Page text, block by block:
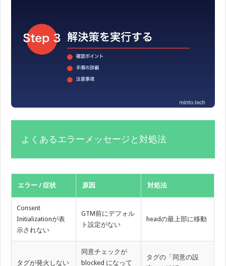
よくあるエラーメッセージと対処法
エラー / 症状 原因 対処法
Consent
Initializationが表
示されない
GTM前にデフォル
ト設定がない
headの最上部に移動
タグが発火しない
同意チェックが
blocked になって
タグの「同意の設